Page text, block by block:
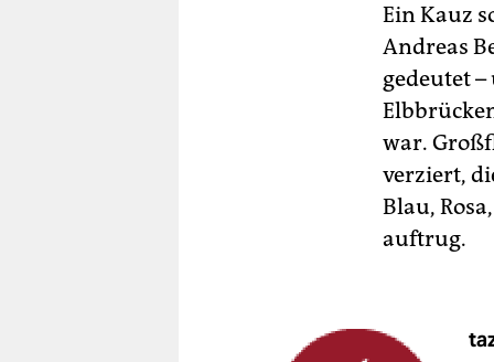
Ein Kauz
Andreas
gedeutet
war.
verziert,
Blau,
auftrug.